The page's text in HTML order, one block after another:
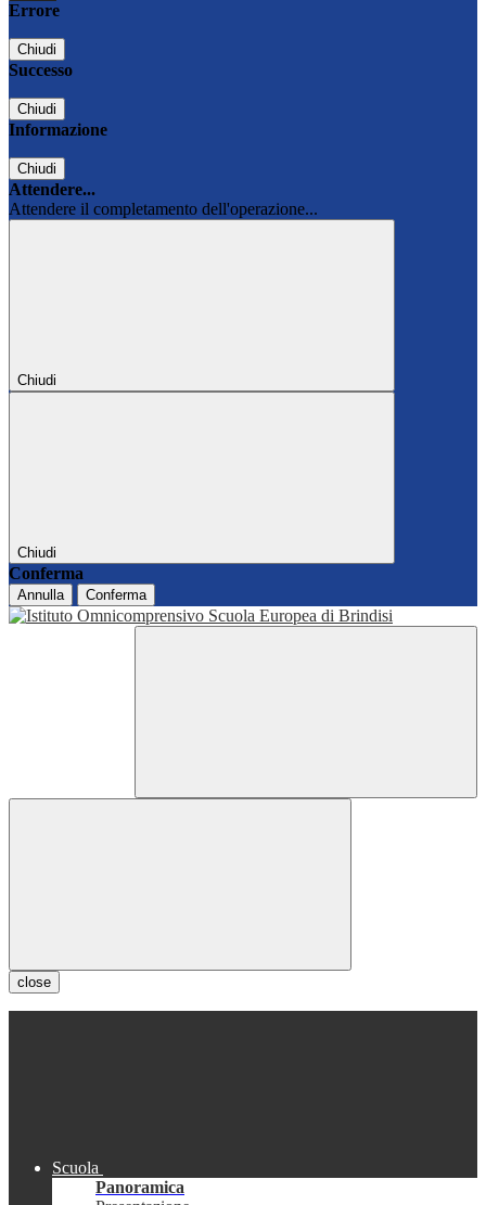
Errore
Chiudi
Successo
Chiudi
Informazione
Chiudi
Attendere...
Attendere il completamento dell'operazione...
Chiudi
Chiudi
Conferma
Annulla Conferma
close
Scuola
Panoramica